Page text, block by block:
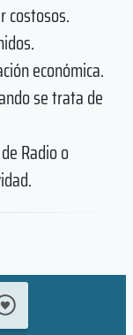
costosos.
económica.
se trata de
Radio o